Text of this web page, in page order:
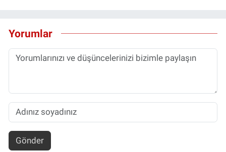
Yorumlar
Gönder